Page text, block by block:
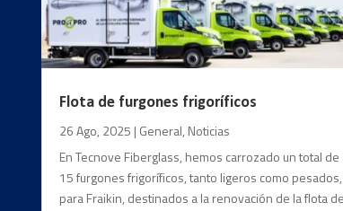
Flota de furgones frigoríficos
26 Ago, 2025 | General, Noticias
En Tecnove Fiberglass, hemos carrozado un total de
15 furgones frigoríficos, tanto ligeros como pesados,
para Fraikin, destinados a la renovación de la flota